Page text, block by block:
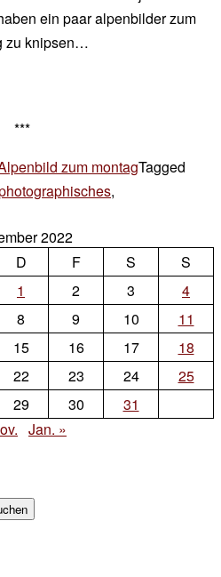
ein paar alpenbilder zum
zu knipsen…
***
zum montagTagged
,
2022
D F S
S
1
2 3
4
8 9 10
11
15 16 17
18
22 23 24
25
29 30
31
Jan. »